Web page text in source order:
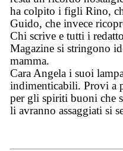
ha colpito i figli Rino,
Guido, che invece
Chi scrive e tutti i
Magazine si stringono
mamma.
Cara Angela i suoi
indimenticabili. Provi a
per gli spiriti buoni che
li avranno assaggiati si